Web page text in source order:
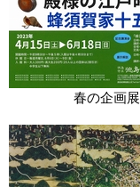
春の企画展